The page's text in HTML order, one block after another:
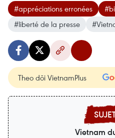
#appréciations erronées
#liberté de la presse
Theo dõi VietnamPlus
Vietnam